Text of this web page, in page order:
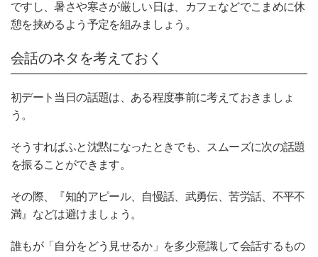
ですし、暑さや寒さが厳しい日は、カフェなどでこまめに休
憩を挟めるよう予定を組みましょう。
会話のネタを考えておく
初デート当日の話題は、ある程度事前に考えておきましょ
う。
そうすればふと沈黙になったときでも、スムーズに次の話題
を振ることができます。
その際、『知的アピール、自慢話、武勇伝、苦労話、不平不
満』などは避けましょう。
誰もが「自分をどう見せるか」を多少意識して会話するもの